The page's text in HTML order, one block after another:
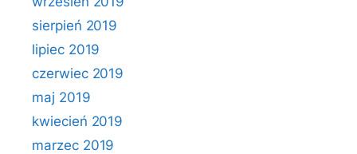
sierpień 2019
lipiec 2019
czerwiec 2019
maj 2019
kwiecień 2019
marzec 2019